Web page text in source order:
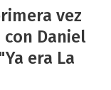
vez
Daniel
era La